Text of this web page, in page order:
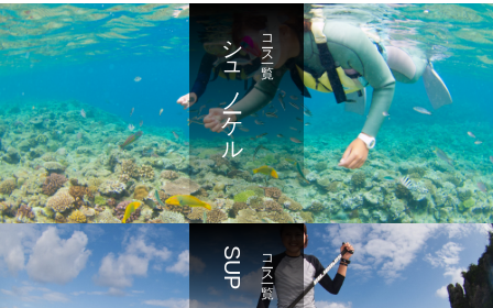
コース一覧
シュノーケル
コース一覧
SUP